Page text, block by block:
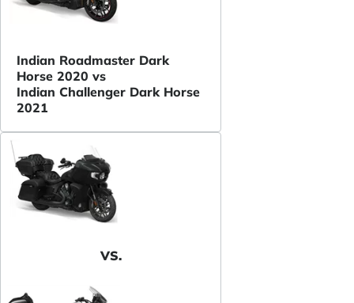
Indian Roadmaster Dark
Horse 2020 vs
Indian Challenger Dark Horse
2021
VS.